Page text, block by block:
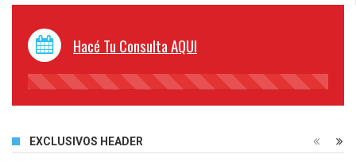
Hacé Tu Consulta AQUI
45%
EXCLUSIVOS HEADER